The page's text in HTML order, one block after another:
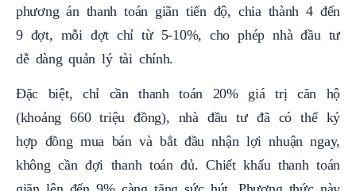
phương án thanh toán giãn tiến độ, chia thành 4 đến
9 đợt, mỗi đợt chỉ từ 5-10%, cho phép nhà đầu tư
dễ dàng quản lý tài chính.
Đặc biệt, chỉ cần thanh toán 20% giá trị căn hộ
(khoảng 660 triệu đồng), nhà đầu tư đã có thể ký
hợp đồng mua bán và bắt đầu nhận lợi nhuận ngay,
không cần đợi thanh toán đủ. Chiết khấu thanh toán